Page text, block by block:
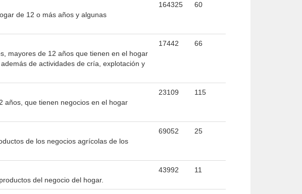
de 12 o más años y algunas
164325 60
mayores de 12 años que tienen en el hogar
de actividades de cría, explotación y
17442 66
años, que tienen negocios en el hogar
23109 115
de los negocios agrícolas de los
69052 25
del negocio del hogar.
43992 11